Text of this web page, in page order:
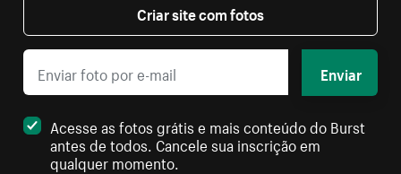
Criar site com fotos
Enviar
Acesse as fotos grátis e mais conteúdo do Burst
antes de todos. Cancele sua inscrição em
qualquer momento.